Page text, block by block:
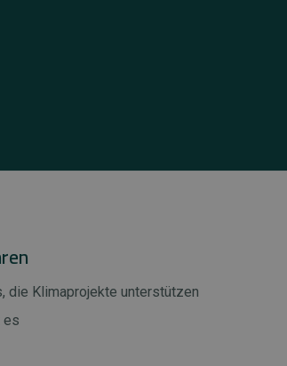
die Klimaprojekte unterstützen
es